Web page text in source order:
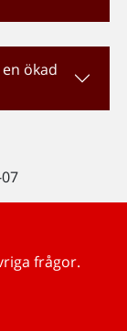
ökad
frågor.